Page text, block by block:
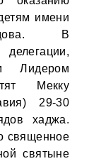
имени
В
Лидером
Мекку
29-30
хаджа.
священное
святыне